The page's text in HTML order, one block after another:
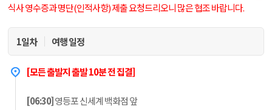
식사 영수증과 명단(인적사항) 제출 요청드리오니 많은 협조 바랍니다.
1일차 여행 일정
[모든 출발지 출발 10분 전 집결]
[06:30]영등포 신세계 백화점 앞